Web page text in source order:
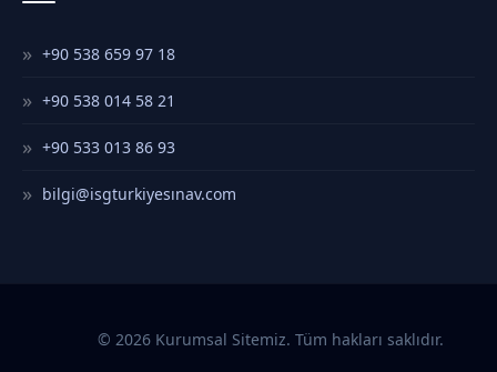
+90 538 659 97 18
+90 538 014 58 21
+90 533 013 86 93
bilgi@isgturkiyesınav.com
© 2026 Kurumsal Sitemiz. Tüm hakları saklıdır.